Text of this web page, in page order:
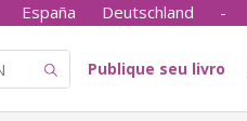
España Deutschland -
Publique seu livro